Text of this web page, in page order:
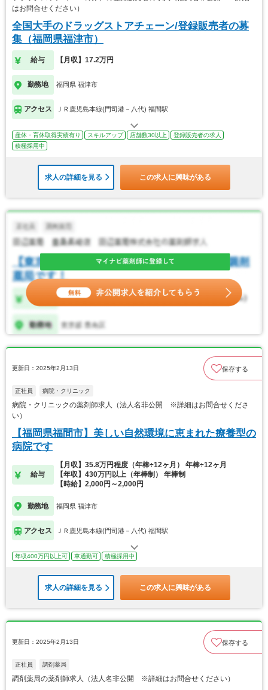
はお問合せください）
全国大手のドラッグストアチェーン/登録販売者の募
集（福岡県福津市）
給与 【月収】17.2万円
勤務地 福岡県 福津市
アクセス ＪＲ鹿児島本線(門司港－八代) 福間駅
産休・育休取得実績有り スキルアップ 店舗数30以上
登録販売者の求人
積極採用中
求人の詳細を見る この求人に興味がある
更新日：2025年2月13日 保存する
正社員 病院・クリニック
病院・クリニックの薬剤師求人（法人名非公開 ※詳細はお問合せくださ
い）
【福岡県福間市】美しい自然環境に恵まれた療養型の
病院です
給与
【月収】35.8万円程度（年棒÷12ヶ月） 年棒÷12ヶ月
【年収】430万円以上（年棒制） 年棒制
【時給】2,000円～2,000円
勤務地 福岡県 福津市
アクセス ＪＲ鹿児島本線(門司港－八代) 福間駅
年収400万円以上可 車通勤可 積極採用中
求人の詳細を見る この求人に興味がある
更新日：2025年2月13日 保存する
正社員 調剤薬局
調剤薬局の薬剤師求人（法人名非公開 ※詳細はお問合せください）